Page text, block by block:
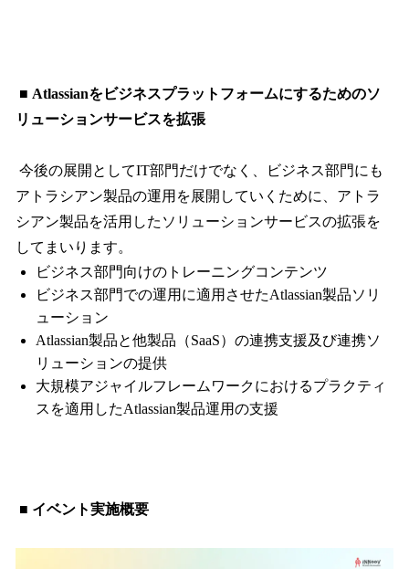
■ Atlassianをビジネスプラットフォームにするためのソ
リューションサービスを拡張
今後の展開としてIT部門だけでなく、ビジネス部門にも
アトラシアン製品の運用を展開していくために、アトラ
シアン製品を活用したソリューションサービスの拡張を
してまいります。
ビジネス部門向けのトレーニングコンテンツ
ビジネス部門での運用に適用させたAtlassian製品ソリ
ューション
Atlassian製品と他製品（SaaS）の連携支援及び連携ソ
リューションの提供
大規模アジャイルフレームワークにおけるプラクティ
スを適用したAtlassian製品運用の支援
■ イベント実施概要